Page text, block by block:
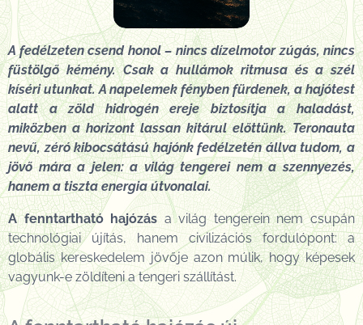
A fedélzeten csend honol – nincs dízelmotor zúgás, nincs
füstölgő kémény. Csak a hullámok ritmusa és a szél
kíséri utunkat. A napelemek fényben fürdenek, a hajótest
alatt a zöld hidrogén ereje biztosítja a haladást,
miközben a horizont lassan kitárul előttünk. Teronauta
nevű, zéró kibocsátású hajónk fedélzetén állva tudom, a
jövő mára a jelen: a világ tengerei nem a szennyezés,
hanem a tiszta energia útvonalai.
A fenntartható hajózás a világ tengerein nem csupán
technológiai újítás, hanem civilizációs fordulópont: a
globális kereskedelem jövője azon múlik, hogy képesek
vagyunk-e zöldíteni a tengeri szállítást.